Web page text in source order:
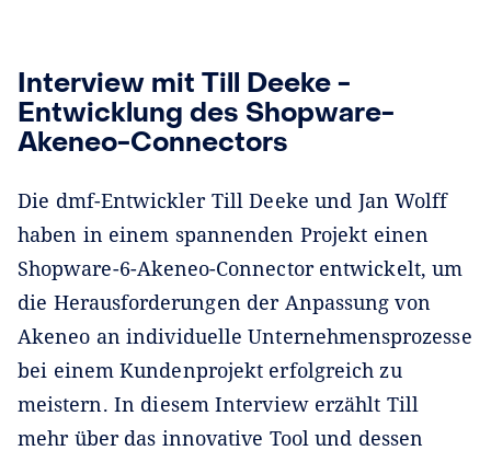
Interview mit Till Deeke -
Entwicklung des Shopware-
Akeneo-Connectors
Die dmf-Entwickler Till Deeke und Jan Wolff
haben in einem spannenden Projekt einen
Shopware-6-Akeneo-Connector entwickelt, um
die Herausforderungen der Anpassung von
Akeneo an individuelle Unternehmensprozesse
bei einem Kundenprojekt erfolgreich zu
meistern. In diesem Interview erzählt Till
mehr über das innovative Tool und dessen